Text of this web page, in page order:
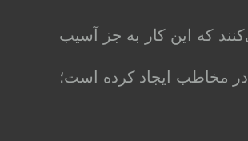
که این کار به جز آسیب
مخاطب ایجاد کرده است؛